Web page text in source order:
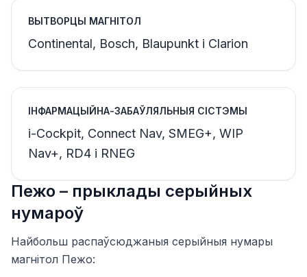
ВЫТВОРЦЫ МАГНІТОЛ
Continental, Bosch, Blaupunkt і Clarion
ІНФАРМАЦЫЙНА-ЗАБАЎЛЯЛЬНЫЯ СІСТЭМЫ
i-Cockpit, Connect Nav, SMEG+, WIP
Nav+, RD4 і RNEG
Пежо – прыклады серыйных
нумароў
Найбольш распаўсюджаныя серыйныя нумары
магнітол Пежо: